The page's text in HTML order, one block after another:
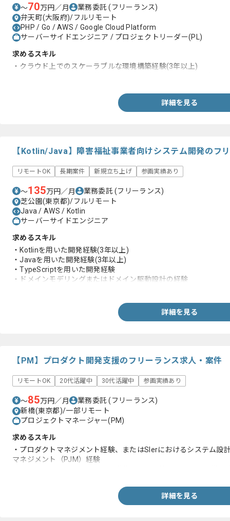
〜70万円／月 業務委託(フリーランス)
弁天町(大阪府)/フルリモート
PHP / Go / AWS / Google Cloud Platform
サーバーサイドエンジニア / プロジェクトリーダー(PL)
求めるスキル
・クラウド上でのスケーラブルな環境構築経験(3年以上)
詳細を見る
【Kotlin/Java】障害福祉事業者向けシステム開発のフ
リモートOK 長期案件 新規立ち上げ 参画実績あり
〜135万円／月 業務委託(フリーランス)
芝公園(東京都)/フルリモート
Java / AWS / Kotlin
サーバーサイドエンジニア
求めるスキル
・Kotlinを用いた開発経験(3年以上)
・Javaを用いた開発経験(3年以上)
・TypeScriptを用いた開発経験
・ドメインモデリングまたはドメイン駆動設計の経験
詳細を見る
【PM】プロダクト開発支援のフリーランス求人・案件
リモートOK 20代活躍中 30代活躍中 参画実績あり
〜85万円／月 業務委託(フリーランス)
新橋(東京都)/一部リモート
プロジェクトマネージャー(PM)
求めるスキル
・プロダクトマネジメント経験、またはSIerにおけるシステム設
マネジメント（PJM）経験
詳細を見る